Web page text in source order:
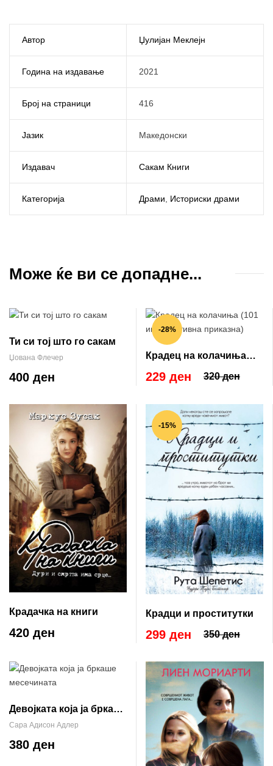
Автор Џулијан Меклејн
Година на издавање 2021
Број на страници 416
Јазик Македонски
Издавач Сакам Книги
Категорија Драми Историски драми
Може ќе ви се допадне...
Ти си тој што го сакам
Џована Флечер
400 ден
-28%
Крадец на колачиња
(101 инспиративна
приказна)
320 ден
229 ден
Крадачка на книги
420 ден
-15%
Крадци и проститутки
350 ден
299 ден
Девојката која ја бркаше
месечината
Сара Адисон Адлер
380 ден